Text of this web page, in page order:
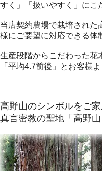
すく」「扱いやすく」にこ
当店契約農場で栽培された
様にご要望に対応できる体
生産段階からこだわった花
「平均4.7前後」とお客様
高野山のシンボルをご
真言密教の聖地「高野山